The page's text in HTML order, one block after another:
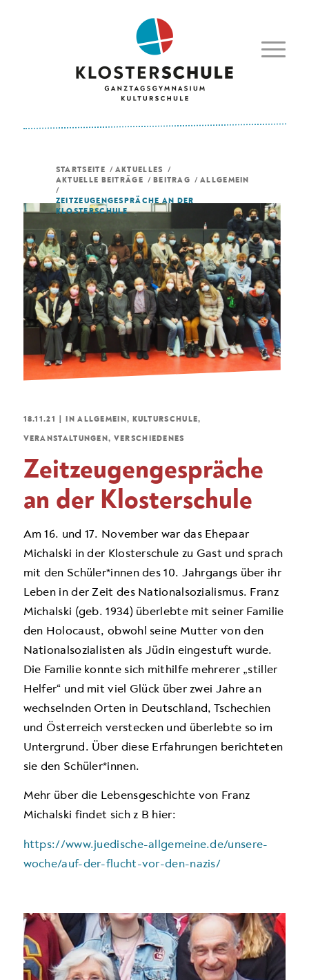
STARTSEITE / AKTUELLES
/
AKTUELLE BEITRÄGE / BEITRAG / ALLGEMEIN
/
ZEITZEUGENGESPRÄCHE AN DER
KLOSTERSCHULE
18.11.21 INALLGEMEIN, KULTURSCHULE,
VERANSTALTUNGEN, VERSCHIEDENES
Zeitzeugengespräche
an der Klosterschule
Am 16. und 17. November war das Ehepaar
Michalski in der Klosterschule zu Gast und sprach
mit den Schüler*innen des 10. Jahrgangs über ihr
Leben in der Zeit des Nationalsozialismus. Franz
Michalski (geb. 1934) überlebte mit seiner Familie
den Holocaust, obwohl seine Mutter von den
Nationalsozialisten als Jüdin eingestuft wurde.
Die Familie konnte sich mithilfe mehrerer „stiller
Helfer“ und mit viel Glück über zwei Jahre an
wechselnden Orten in Deutschland, Tschechien
und Österreich verstecken und überlebte so im
Untergrund. Über diese Erfahrungen berichteten
sie den Schüler*innen.
Mehr über die Lebensgeschichte von Franz
Michalski findet sich z B hier:
https://www.juedische-allgemeine.de/unsere-
woche/auf-der-flucht-vor-den-nazis/